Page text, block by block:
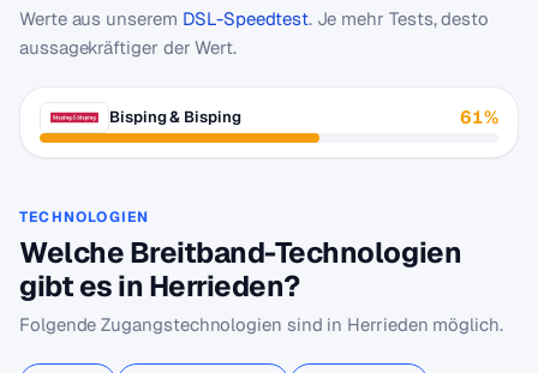
Werte aus unserem DSL-Speedtest. Je mehr Tests, desto
aussagekräftiger der Wert.
Bisping & Bisping 61%
TECHNOLOGIEN
Welche Breitband-Technologien
gibt es in Herrieden?
Folgende Zugangstechnologien sind in Herrieden möglich.